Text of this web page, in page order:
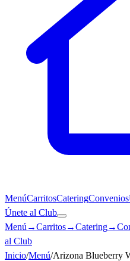
MenúCarritosCateringConvenios
Únete al Club
Menú →Carritos→Catering→
al Club
Inicio/Menú/Arizona Blueberry